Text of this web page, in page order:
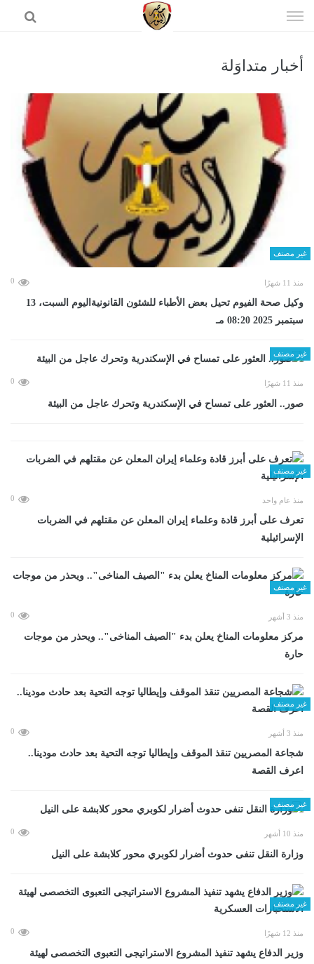
الى
أخبار متداوَلة
غير مصنف
منذ 11 شهرًا 0
وكيل صحة الفيوم تحيل بعض الأطباء للشئون القانونيةاليوم السبت، 13
سبتمبر 2025 08:20 مـ
غير مصنف
منذ 11 شهرًا 0
صور.. العثور على تمساح في الإسكندرية وتحرك عاجل من البيئة
غير مصنف
منذ عام واحد 0
تعرف على أبرز قادة وعلماء إيران المعلن عن مقتلهم في الضربات
الإسرائيلية
غير مصنف
منذ 3 أشهر 0
مركز معلومات المناخ يعلن بدء "الصيف المناخى".. ويحذر من موجات
حارة
غير مصنف
منذ 3 أشهر 0
شجاعة المصريين تنقذ الموقف وإيطاليا توجه التحية بعد حادث مودينا..
اعرف القصة
غير مصنف
منذ 10 أشهر 0
وزارة النقل تنفى حدوث أضرار لكوبري محور كلابشة على النيل
غير مصنف
منذ 12 شهرًا 0
وزير الدفاع يشهد تنفيذ المشروع الاستراتيجى التعبوى التخصصى لهيئة